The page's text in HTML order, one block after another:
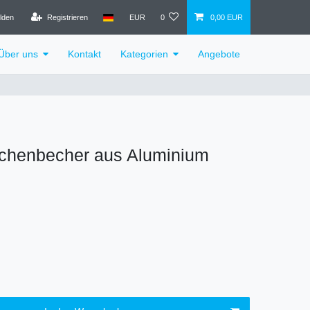
Registrieren EUR 0 0,00 EUR
uns Kontakt Kategorien Angebote
aus Aluminium